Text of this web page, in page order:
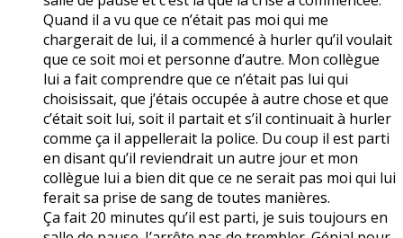
Quand il a vu que ce n’était pas moi qui me
chargerait de lui, il a commencé à hurler qu’il voulait
que ce soit moi et personne d’autre. Mon collègue
lui a fait comprendre que ce n’était pas lui qui
choisissait, que j’étais occupée à autre chose et que
c’était soit lui, soit il partait et s’il continuait à hurler
comme ça il appellerait la police. Du coup il est parti
en disant qu’il reviendrait un autre jour et mon
collègue lui a bien dit que ce ne serait pas moi qui lui
ferait sa prise de sang de toutes manières.
Ça fait 20 minutes qu’il est parti, je suis toujours en